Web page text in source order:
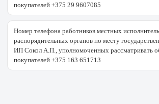
покупателей +375 29 9607085
Номер телефона работников местных
распорядительных органов по месту
ИП Сокол А.П., уполномоченных рассматривать
покупателей +375 163 651713